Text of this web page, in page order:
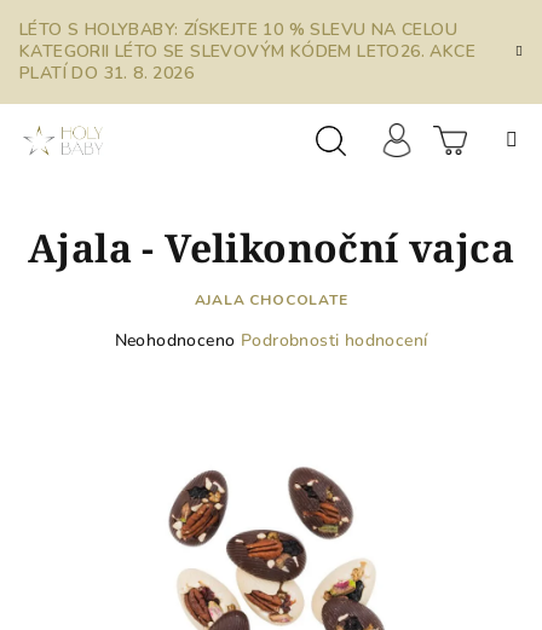
obsah
LÉTO S HOLYBABY: ZÍSKEJTE 10 % SLEVU NA CELOU
KATEGORII LÉTO SE SLEVOVÝM KÓDEM LETO26. AKCE
PLATÍ DO 31. 8. 2026
košík
Ajala - Velikonoční vajca
AJALA CHOCOLATE
Průměrné
hvězdiček.
Neohodnoceno Podrobnosti hodnocení